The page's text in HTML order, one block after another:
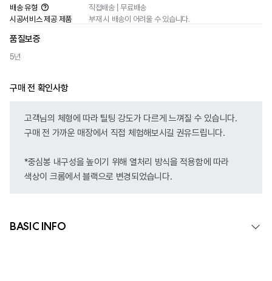
배송 유형
직접배송 | 무료배송
시공서비스 제공 제품
부재 시 배송이 어려울 수 있습니다.
품질보증
5년
구매 전 확인사항
고객님의 체형에 따라 틸팅 강도가 다르게 느껴질 수 있습니다.
구매 전 가까운 매장에서 직접 체험해보시길 권유드립니다.
*중심봉 내구성을 높이기 위해 열처리 방식을 적용함에 따라
색상이 크롬에서 블랙으로 변경되었습니다.
BASIC INFO